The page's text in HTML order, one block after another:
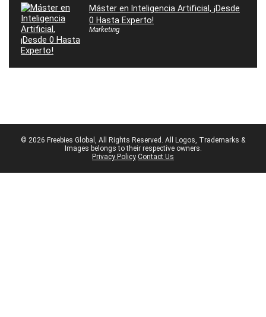
Máster en Inteligencia Artificial, ¡Desde
0 Hasta Experto!
Marketing
© 2026 Freebies Global, All Rights Reserved. All Logos, Trademarks &
Images belongs to their respective owners.
Privacy Policy Contact Us